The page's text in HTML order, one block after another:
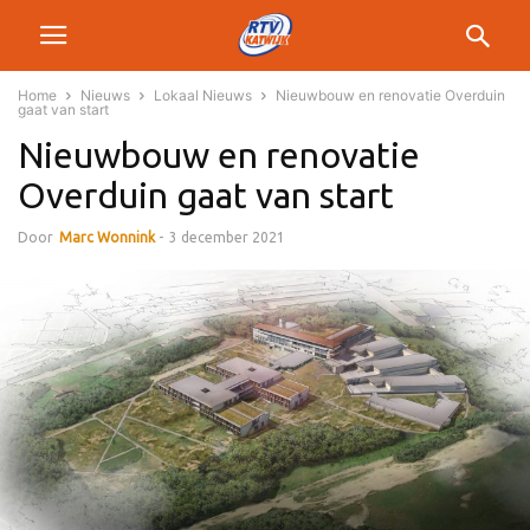
Home Nieuws Lokaal Nieuws
Nieuwbouw en renovatie Overduin
gaat van start
Nieuwbouw en renovatie
Overduin gaat van start
Door Marc Wonnink - 3 december 2021